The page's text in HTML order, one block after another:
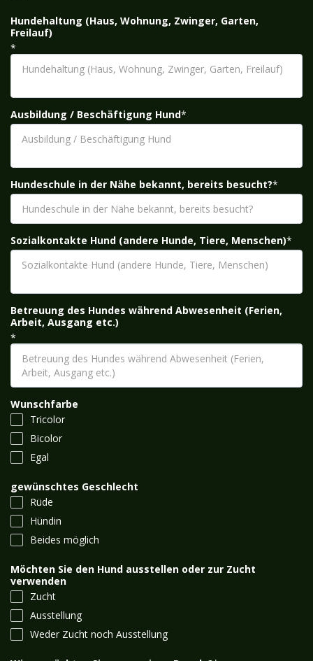
Hundehaltung (Haus, Wohnung, Zwinger, Garten,
Freilauf)
*
Ausbildung / Beschäftigung Hund*
Hundeschule in der Nähe bekannt, bereits besucht?*
Sozialkontakte Hund (andere Hunde, Tiere, Menschen)*
Betreuung des Hundes während Abwesenheit (Ferien,
Arbeit, Ausgang etc.)
*
Wunschfarbe
Tricolor
Bicolor
Egal
gewünschtes Geschlecht
Rüde
Hündin
Beides möglich
Möchten Sie den Hund ausstellen oder zur Zucht
verwenden
Zucht
Ausstellung
Weder Zucht noch Ausstellung